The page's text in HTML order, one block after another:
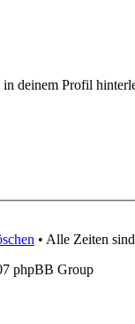
deinem Profil
• Alle Zeiten
phpBB Group